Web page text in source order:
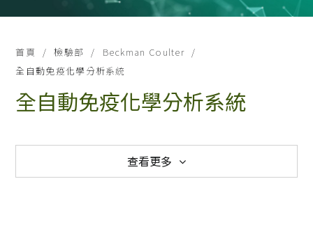
首頁 檢驗部
Beckman Coulter
全自動免疫化學分析系統
全自動免疫化學分析系統
查看更多